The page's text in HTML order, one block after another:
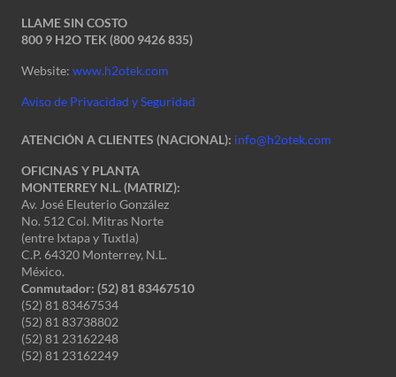
LLAME SIN COSTO
800 9 H2O TEK (800 9426 835)
Website: www.h2otek.com
Aviso de Privacidad y Seguridad
ATENCIÓN A CLIENTES (NACIONAL): info@h2otek.com
OFICINAS Y PLANTA
MONTERREY N.L. (MATRIZ):
Av. José Eleuterio González
No. 512 Col. Mitras Norte
(entre Ixtapa y Tuxtla)
C.P. 64320 Monterrey, N.L.
México.
Conmutador: (52) 81 83467510
(52) 81 83467534
(52) 81 83738802
(52) 81 23162248
(52) 81 23162249